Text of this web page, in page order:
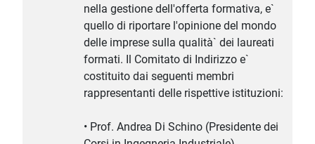
nella gestione dell'offerta formativa, e`
quello di riportare l'opinione del mondo
delle imprese sulla qualità` dei laureati
formati. Il Comitato di Indirizzo e`
costituito dai seguenti membri
rappresentanti delle rispettive istituzioni:
• Prof. Andrea Di Schino (Presidente dei